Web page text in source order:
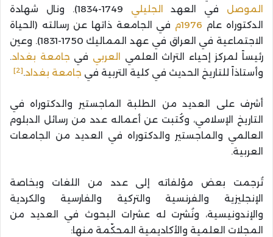
الموصل في العهد الجليلي
1749-1834). ونال شهادة
الدكتوراه عام 1976م
في الجامعة ذاتها عن رسالته (الحياة
الاجتماعية في العراق في عهد المماليك 1750-1831). وعين
رئيساً لمركز إحياء التراث العلمي
العربي في جامعة بغداد.
وأستاذاً للتاريخ الحديث في كلية التربية في جامعة بغداد.
[2]
أشرف على العديد من الطلبة الماجستير والدكتوراه في
التاريخ الإسلامي، وكُتبت عن أعماله عدد من رسائل الدبلوم
العالمي والماجستير والدكتوراه في العديد من الجامعات
العربية.
تُرجمت بعض مؤلفاته إلى عدد من اللغات وبخاصة
الإنجليزية والفرنسية والتركية والفارسية والكردية
والإندونيسية، ونُشرت له عشرات البحوث في العديد من
المجلات العلمية والأكاديمية المحكّمة منها: